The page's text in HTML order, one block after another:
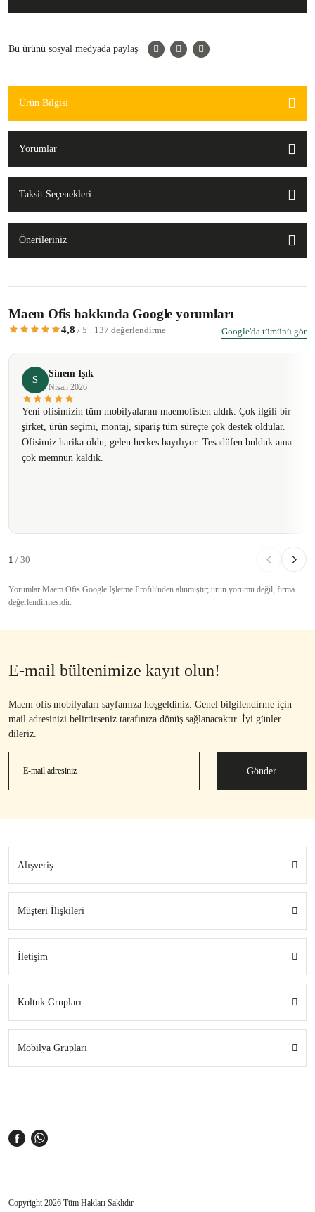
Bu ürünü sosyal medyada paylaş
Ürün Bilgisi
Yorumlar
Taksit Seçenekleri
Önerileriniz
Maem Ofis hakkında Google yorumları
4,8 / 5 · 137 değerlendirme Google'da tümünü gör
S
Sinem Işık
Nisan 2026
Yeni ofisimizin tüm mobilyalarını maemofisten aldık. Çok ilgili bir
şirket, ürün seçimi, montaj, sipariş tüm süreçte çok destek oldular.
Ofisimiz harika oldu, gelen herkes bayılıyor. Tesadüfen bulduk ama
çok memnun kaldık.
1 / 30
Yorumlar Maem Ofis Google İşletme Profili'nden alınmıştır; ürün yorumu değil, firma
değerlendirmesidir.
E-mail bültenimize kayıt olun!
Maem ofis mobilyaları sayfamıza hoşgeldiniz. Genel bilgilendirme için
mail adresinizi belirtirseniz tarafınıza dönüş sağlanacaktır. İyi günler
dileriz.
Gönder
Alışveriş
Müşteri İlişkileri
İletişim
Koltuk Grupları
Mobilya Grupları
Copyright 2026 Tüm Hakları Saklıdır